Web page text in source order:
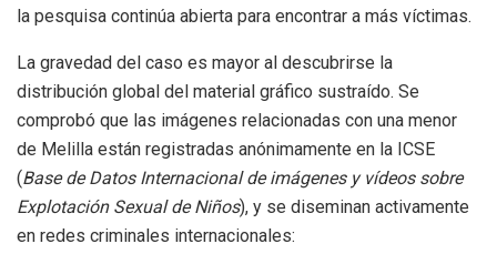
la pesquisa continúa abierta para encontrar a más víctimas.
La gravedad del caso es mayor al descubrirse la
distribución global del material gráfico sustraído. Se
comprobó que las imágenes relacionadas con una menor
de Melilla están registradas anónimamente en la ICSE
(Base de Datos Internacional de imágenes y vídeos sobre
Explotación Sexual de Niños), y se diseminan activamente
en redes criminales internacionales: